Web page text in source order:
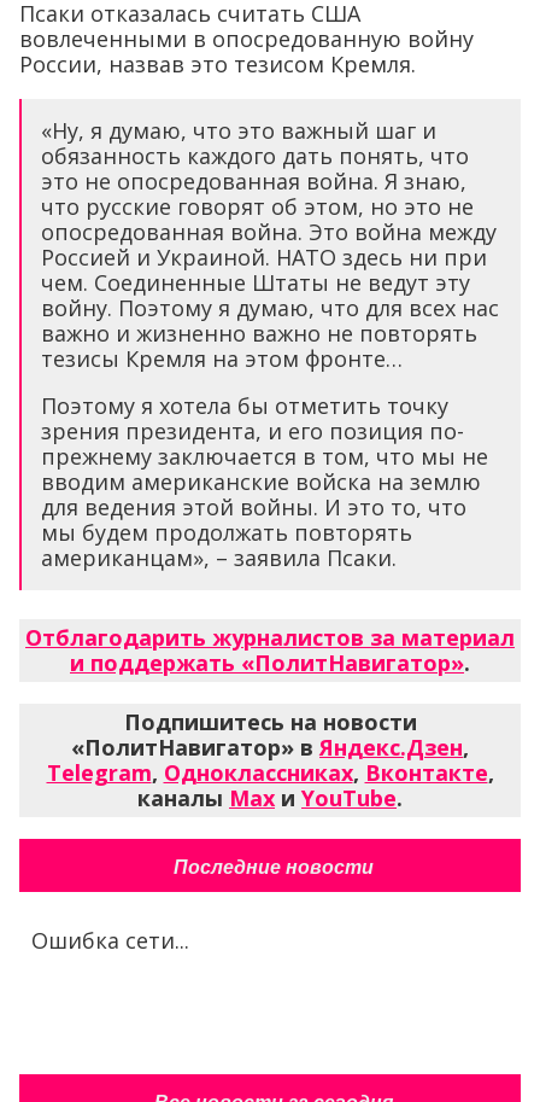
Псаки отказалась считать США
вовлеченными в опосредованную войну
России, назвав это тезисом Кремля.
«Ну, я думаю, что это важный шаг и
обязанность каждого дать понять, что
это не опосредованная война. Я знаю,
что русские говорят об этом, но это не
опосредованная война. Это война между
Россией и Украиной. НАТО здесь ни при
чем. Соединенные Штаты не ведут эту
войну. Поэтому я думаю, что для всех нас
важно и жизненно важно не повторять
тезисы Кремля на этом фронте…
Поэтому я хотела бы отметить точку
зрения президента, и его позиция по-
прежнему заключается в том, что мы не
вводим американские войска на землю
для ведения этой войны. И это то, что
мы будем продолжать повторять
американцам», – заявила Псаки.
Отблагодарить журналистов за материал
и поддержать «ПолитНавигатор».
Подпишитесь на новости
«ПолитНавигатор» вЯндекс.Дзен,
Telegram, Одноклассниках, Вконтакте,
каналы Max и YouTube.
Последние новости
Ошибка сети...